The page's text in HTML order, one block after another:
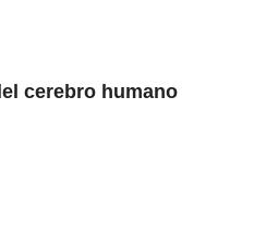
cerebro humano